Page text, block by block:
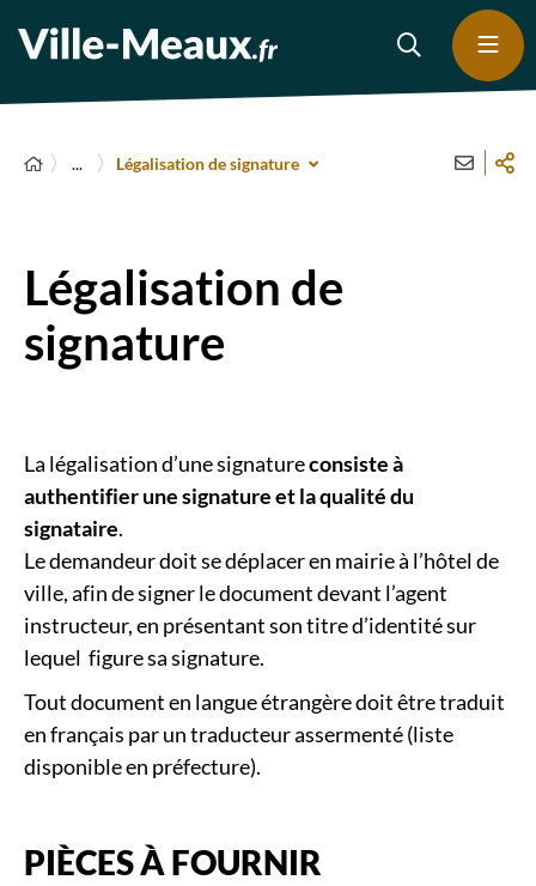
... Légalisation de signature
Légalisation de
signature
La légalisation d’une signatureconsiste à
authentifier une signature et la qualité du
signataire.
Le demandeur doit se déplacer en mairie à l’hôtel de
ville, afin de signer le document devant l’agent
instructeur, en présentant son titre d’identité sur
lequel figure sa signature.
Tout document en langue étrangère doit être traduit
en français par un traducteur assermenté (liste
disponible en préfecture).
PIÈCES À FOURNIR